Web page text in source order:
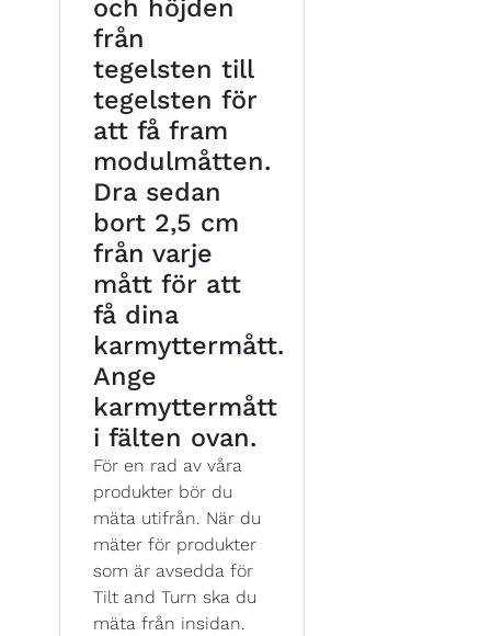
och höjden
från
tegelsten till
tegelsten för
att få fram
modulmåtten.
Dra sedan
bort 2,5 cm
från varje
mått för att
få dina
karmyttermått.
Ange
karmyttermått
i fälten ovan.
För en rad av våra
produkter bör du
mäta utifrån. När du
mäter för produkter
som är avsedda för
Tilt and Turn ska du
mäta från insidan.